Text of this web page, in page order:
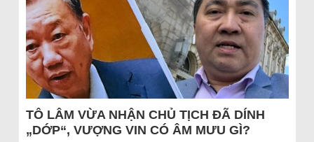
TÔ LÂM VỪA NHẬN CHỦ TỊCH ĐÃ DÍNH
„DỚP“, VƯỢNG VIN CÓ ÂM MƯU GÌ?